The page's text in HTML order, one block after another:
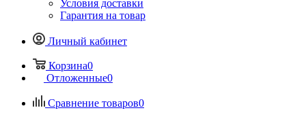
Условия доставки
Гарантия на товар
Личный кабинет
Корзина0
Отложенные0
Сравнение товаров0